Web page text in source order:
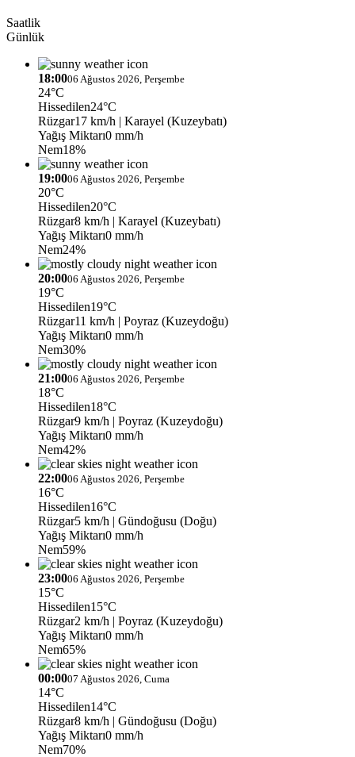
Saatlik
Günlük
18:0006 Ağustos 2026, Perşembe
24°C
Hissedilen24°C
Rüzgar17 km/h | Karayel (Kuzeybatı)
Yağış Miktarı0 mm/h
Nem18%
19:0006 Ağustos 2026, Perşembe
20°C
Hissedilen20°C
Rüzgar8 km/h | Karayel (Kuzeybatı)
Yağış Miktarı0 mm/h
Nem24%
20:0006 Ağustos 2026, Perşembe
19°C
Hissedilen19°C
Rüzgar11 km/h | Poyraz (Kuzeydoğu)
Yağış Miktarı0 mm/h
Nem30%
21:0006 Ağustos 2026, Perşembe
18°C
Hissedilen18°C
Rüzgar9 km/h | Poyraz (Kuzeydoğu)
Yağış Miktarı0 mm/h
Nem42%
22:0006 Ağustos 2026, Perşembe
16°C
Hissedilen16°C
Rüzgar5 km/h | Gündoğusu (Doğu)
Yağış Miktarı0 mm/h
Nem59%
23:0006 Ağustos 2026, Perşembe
15°C
Hissedilen15°C
Rüzgar2 km/h | Poyraz (Kuzeydoğu)
Yağış Miktarı0 mm/h
Nem65%
00:0007 Ağustos 2026, Cuma
14°C
Hissedilen14°C
Rüzgar8 km/h | Gündoğusu (Doğu)
Yağış Miktarı0 mm/h
Nem70%